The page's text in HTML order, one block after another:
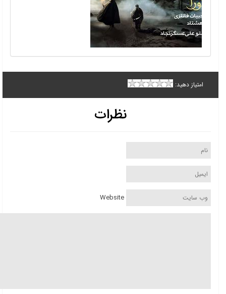
امتیاز دهید:
نظرات
Website